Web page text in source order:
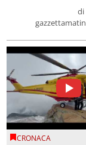
di
gazzettamatin
CRONACA